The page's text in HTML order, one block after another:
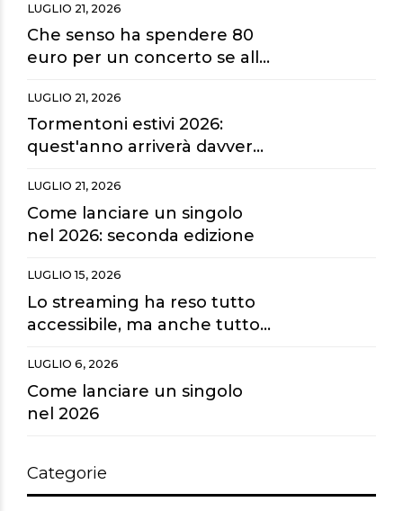
LUGLIO 21, 2026
Che senso ha spendere 80
euro per un concerto se alla
maxischermi?
LUGLIO 21, 2026
Tormentoni estivi 2026:
quest'anno arriverà davvero
LUGLIO 21, 2026
Come lanciare un singolo
nel 2026: seconda edizione
LUGLIO 15, 2026
Lo streaming ha reso tutto
accessibile, ma anche tutto
LUGLIO 6, 2026
Come lanciare un singolo
nel 2026
Categorie